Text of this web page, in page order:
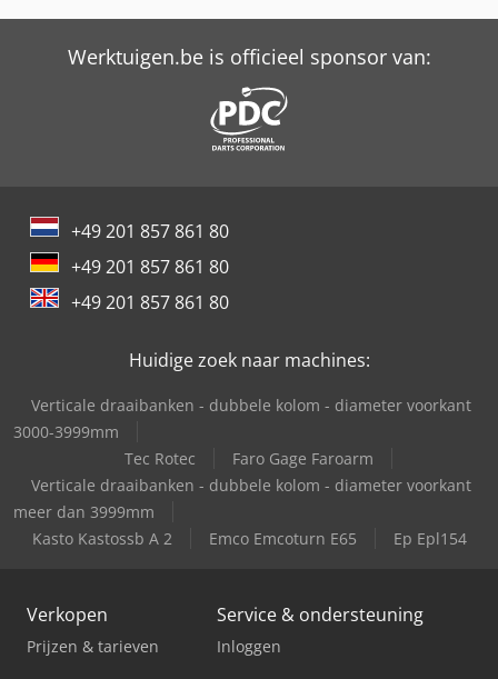
Werktuigen.be is officieel sponsor van:
+49 201 857 861 80
+49 201 857 861 80
+49 201 857 861 80
Huidige zoek naar machines:
Verticale draaibanken - dubbele kolom - diameter voorkant
3000-3999mm
Tec Rotec
Faro Gage Faroarm
Verticale draaibanken - dubbele kolom - diameter voorkant
meer dan 3999mm
Kasto Kastossb A 2
Emco Emcoturn E65 Ep Epl154
Verkopen
Prijzen & tarieven
Service & ondersteuning
Inloggen